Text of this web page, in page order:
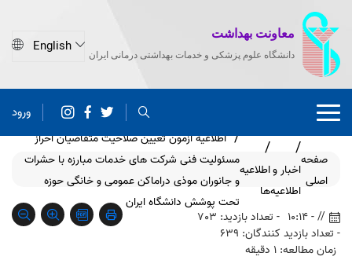
معاونت بهداشت
دانشگاه علوم پزشکی و خدمات بهداشتی درمانی ایران
ورود
صفحه
اصلی
اخبار و
اطلاعیه
اطلاعیه
ها
اطلاعیه آزمون تعیین صلاحیت متقاضیان احراز
مسئولیت فنی شرکت های خدمات مبارزه با حشرات
و جانوران موذی دراماکن عمومی و خانگی حوزه
تحت پوشش دانشگاه ایران
// - 10:14
- تعداد بازدید: 703
- تعداد بازدید کنندگان: 639
زمان مطالعه: 1 دقیقه